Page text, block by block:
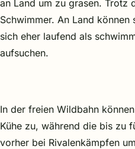
an Land um zu grasen. Trotz
Schwimmer. An Land
sich eher laufend als
aufsuchen.
In der freien Wildbahn
Kühe zu, während die bis zu
vorher bei Rivalenkämpfen